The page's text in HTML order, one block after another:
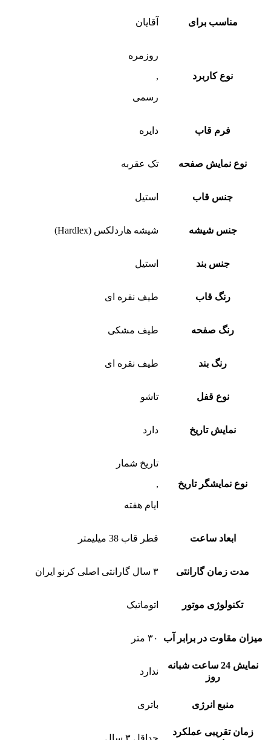
مناسب برای آقایان
نوع کاربرد
روزمره
,
رسمی
فرم قاب دایره
نوع نمایش صفحه تک عقربه
جنس قاب استیل
جنس شیشه شیشه هاردلکس (Hardlex)
جنس بند استیل
رنگ قاب طیف نقره ای
رنگ صفحه طیف مشکی
رنگ بند طیف نقره ای
نوع قفل تاشو
نمایش تاریخ دارد
نوع نمایشگر تاریخ
تاریخ شمار
,
ایام هفته
ابعاد ساعت قطر قاب 38 میلیمتر
مدت زمان گارانتی ۳ سال گارانتی اصلی کرنو ایران
تکنولوژی موتور اتوماتیک
میزان مقاوت در برابر آب ۳۰ متر
نمایش 24 ساعت شبانه
روز
ندارد
منبع انرژی باتری
زمان تقریبی عملکرد